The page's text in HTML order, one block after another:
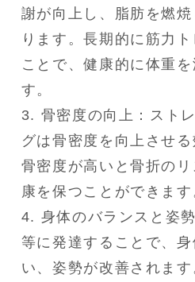
謝が向上し、脂肪を燃
ります。長期的に筋力
ことで、健康的に体重
す。
3. 骨密度の向上：スト
グは骨密度を向上させる
骨密度が高いと骨折の
康を保つことができます
4. 身体のバランスと姿
等に発達することで、
い、姿勢が改善されます